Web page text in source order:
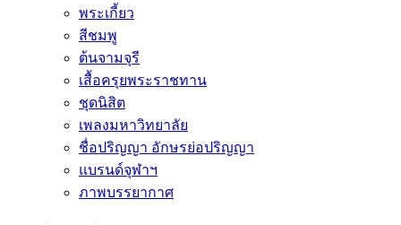
พระเกี้ยว
สีชมพู
ต้นจามจุรี
เสื้อครุยพระราชทาน
ชุดนิสิต
เพลงมหาวิทยาลัย
ชื่อปริญญา อักษรย่อปริญญา
แบรนด์จุฬาฯ
ภาพบรรยากาศ